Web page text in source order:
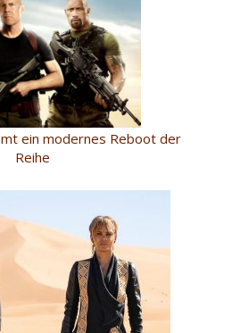
ein modernes Reboot der
Reihe